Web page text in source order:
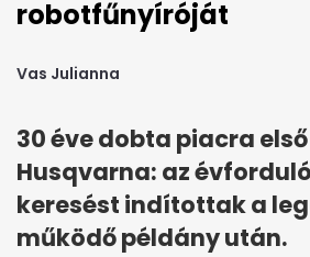
robotfűnyíróját
Vas Julianna
30 éve dobta piacra
Husqvarna: az
keresést indítottak a
működő példány után.